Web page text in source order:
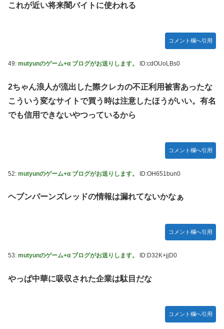
これが近い将来闇バイトに使われる
コメント欄へ引用
49: mutyunのゲーム+α ブログがお送りします。 ID:cdOUoLBs0
2ちゃん浪人が流出した際クレカの不正利用被害あったな
こういう変なサイトで買う時は注意したほうがいい。有名
でも信用できないやつっているから
コメント欄へ引用
52: mutyunのゲーム+α ブログがお送りします。 ID:OH651bun0
ヘブンバーンズレッドの情報は漏れてないかなぁ
コメント欄へ引用
53: mutyunのゲーム+α ブログがお送りします。 ID:D32K+jjD0
やっぱ中華に吸収された企業は駄目だな
コメント欄へ引用